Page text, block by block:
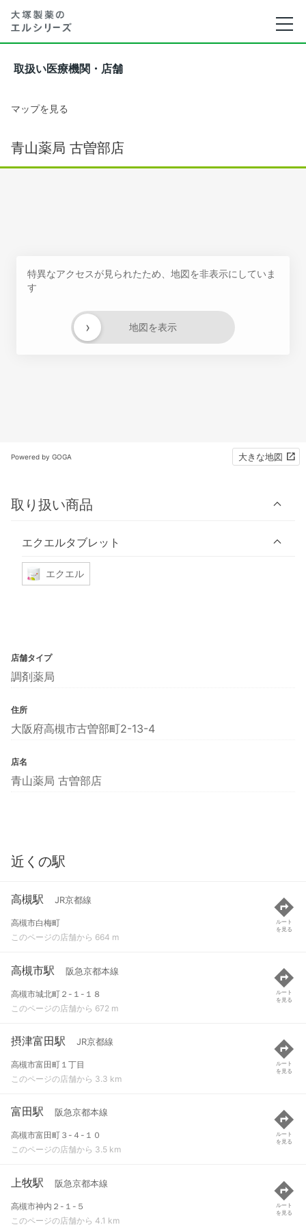
取扱い医療機関・店舗
マップを見る
青山薬局 古曽部店
特異なアクセスが見られたため、地図を非表示にしていま
す
地図を表示
›
Powered by GOGA 大きな地図
取り扱い商品
エクエルタブレット
エクエル
店舗タイプ
調剤薬局
住所
大阪府高槻市古曽部町2-13-4
店名
青山薬局 古曽部店
近くの駅
高槻駅 JR京都線
高槻市白梅町
このページの店舗から 664 m
ルート
を見る
高槻市駅 阪急京都本線
高槻市城北町２-１-１８
このページの店舗から 672 m
ルート
を見る
摂津富田駅 JR京都線
高槻市富田町１丁目
このページの店舗から 3.3 km
ルート
を見る
富田駅 阪急京都本線
高槻市富田町３-４-１０
このページの店舗から 3.5 km
ルート
を見る
上牧駅 阪急京都本線
高槻市神内２-１-５
このページの店舗から 4.1 km
ルート
を見る